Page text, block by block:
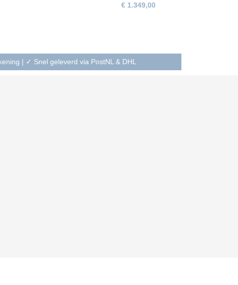
€ 1.349,00
| ✓ Snel geleverd via PostNL & DHL